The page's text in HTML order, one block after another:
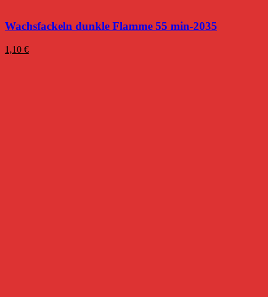
Wachsfackeln dunkle Flamme 55 min-2035
1,10 €